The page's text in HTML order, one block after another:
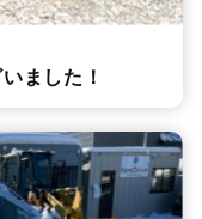
ました！